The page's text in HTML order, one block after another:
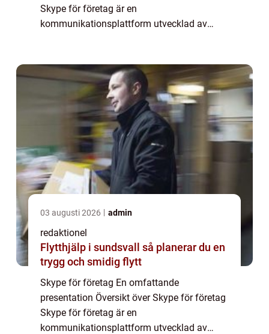
Skype för företag är en
kommunikationsplattform utvecklad av
kommunicera och samarbeta på distans....
03 augusti 2026 admin
redaktionel
Flytthjälp i sundsvall så planerar du en
trygg och smidig flytt
Skype för företag En omfattande
presentation Översikt över Skype för företag
Skype för företag är en
kommunikationsplattform utvecklad av